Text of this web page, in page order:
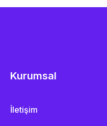
Kurumsal
İletişim